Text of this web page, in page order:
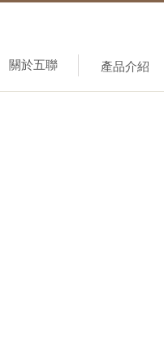
關於五聯 產品介紹